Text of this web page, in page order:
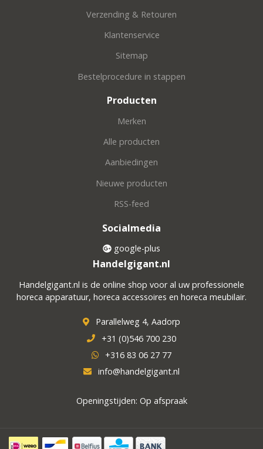
Verzending & Retouren
Klantenservice
Sitemap
Bestelprocedure in stappen
Producten
Merken
Alle producten
Aanbiedingen
Nieuwe producten
RSS-feed
Socialmedia
google-plus
Handelgigant.nl
Handelgigant.nl is de online shop voor al uw professionele
horeca apparatuur, horeca accessoires en horeca meubilair.
Parallelweg 4, Aadorp
+31 (0)546 700 230
+316 83 06 27 77
info@handelgigant.nl
Openingstijden: Op afspraak